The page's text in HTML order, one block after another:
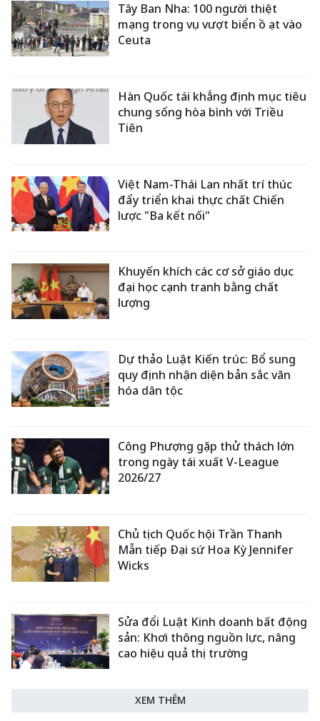
Tây Ban Nha: 100 người thiệt
mạng trong vụ vượt biển ồ ạt vào
Ceuta
Hàn Quốc tái khẳng định mục tiêu
chung sống hòa bình với Triều
Tiên
Việt Nam-Thái Lan nhất trí thúc
đẩy triển khai thực chất Chiến
lược "Ba kết nối"
Khuyến khích các cơ sở giáo dục
đại học cạnh tranh bằng chất
lượng
Dự thảo Luật Kiến trúc: Bổ sung
quy định nhận diện bản sắc văn
hóa dân tộc
Công Phượng gặp thử thách lớn
trong ngày tái xuất V-League
2026/27
Chủ tịch Quốc hội Trần Thanh
Mẫn tiếp Đại sứ Hoa Kỳ Jennifer
Wicks
Sửa đổi Luật Kinh doanh bất động
sản: Khơi thông nguồn lực, nâng
cao hiệu quả thị trường
XEM THÊM